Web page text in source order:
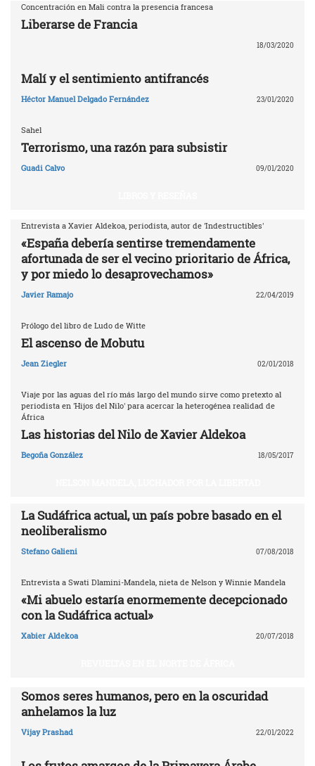
Concentración en Mali contra la presencia francesa
Liberarse de Francia
18/03/2020
Malí y el sentimiento antifrancés
Héctor Manuel Delgado Fernández 23/01/2020
Sahel
Terrorismo, una razón para subsistir
Guadi Calvo 09/01/2020
Entrevista a Xavier Aldekoa, periodista, autor de 'Indestructibles'
«España debería sentirse tremendamente
afortunada de ser el vecino prioritario de África,
y por miedo lo desaprovechamos»
Javier Ramajo 22/04/2019
Prólogo del libro de Ludo de Witte
El ascenso de Mobutu
Jean Ziegler 02/01/2018
Viaje por las aguas del río más largo del mundo sirve como pretexto al
periodista en 'Hijos del Nilo' para acercar la heterogénea realidad de
África
Las historias del Nilo de Xavier Aldekoa
Begoña González 18/05/2017
La Sudáfrica actual, un país pobre basado en el
neoliberalismo
Stefano Galieni 07/08/2018
Entrevista a Swati Dlamini-Mandela, nieta de Nelson y Winnie Mandela
«Mi abuelo estaría enormemente decepcionado
con la Sudáfrica actual»
Xabier Aldekoa 20/07/2018
Somos seres humanos, pero en la oscuridad
anhelamos la luz
Vijay Prashad 22/01/2022